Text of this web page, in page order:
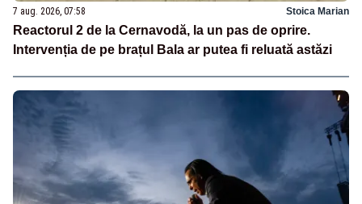
7 aug. 2026, 07:58 Stoica Marian
Reactorul 2 de la Cernavodă, la un pas de oprire.
Intervenția de pe brațul Bala ar putea fi reluată astăzi